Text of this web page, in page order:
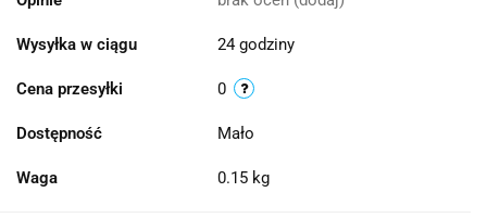
Wysyłka w ciągu 24 godziny
Cena przesyłki 0
Dostępność Mało
Waga 0.15 kg